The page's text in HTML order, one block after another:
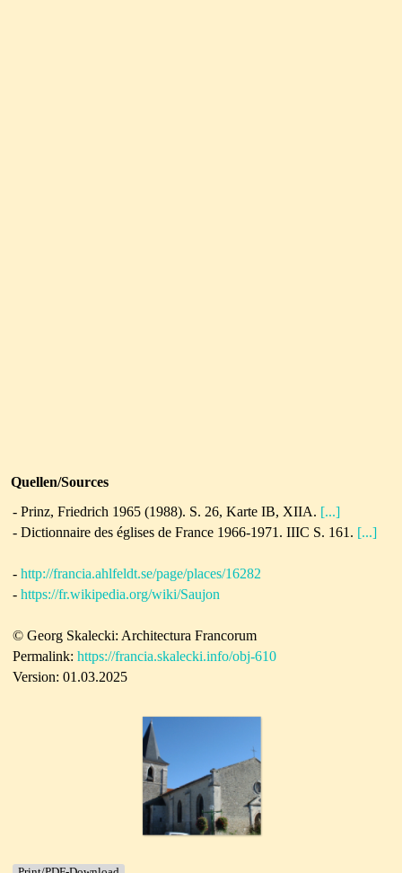
Quellen/Sources
- Prinz, Friedrich 1965 (1988). S. 26, Karte IB, XIIA. [...]
- Dictionnaire des églises de France 1966-1971. IIIC S. 161. [...]
- http://francia.ahlfeldt.se/page/places/16282
- https://fr.wikipedia.org/wiki/Saujon
© Georg Skalecki: Architectura Francorum
Permalink: https://francia.skalecki.info/obj-610
Version: 01.03.2025